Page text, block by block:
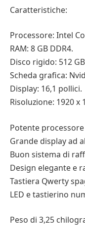
Caratteristiche:
Processore: Intel
RAM: 8 GB DDR4.
Disco rigido: 512 GB
Scheda grafica:
Display: 16,1 pollici.
Risoluzione: 1920 x
Potente
Grande display ad
Buon sistema di
Design elegante e
Tastiera Qwerty
LED e tastierino
Peso di 3,25